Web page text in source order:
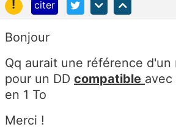
!
citer
Bonjour
Qq aurait une référence d'un
pour un DD compatible avec
en 1 To
Merci !